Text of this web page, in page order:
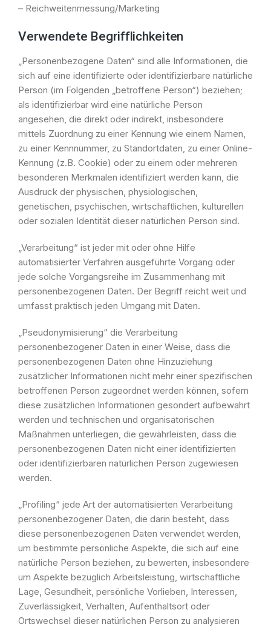
– Reichweitenmessung/Marketing
Verwendete Begrifflichkeiten
„Personenbezogene Daten“ sind alle Informationen, die
sich auf eine identifizierte oder identifizierbare natürliche
Person (im Folgenden „betroffene Person“) beziehen;
als identifizierbar wird eine natürliche Person
angesehen, die direkt oder indirekt, insbesondere
mittels Zuordnung zu einer Kennung wie einem Namen,
zu einer Kennnummer, zu Standortdaten, zu einer Online-
Kennung (z.B. Cookie) oder zu einem oder mehreren
besonderen Merkmalen identifiziert werden kann, die
Ausdruck der physischen, physiologischen,
genetischen, psychischen, wirtschaftlichen, kulturellen
oder sozialen Identität dieser natürlichen Person sind.
„Verarbeitung“ ist jeder mit oder ohne Hilfe
automatisierter Verfahren ausgeführte Vorgang oder
jede solche Vorgangsreihe im Zusammenhang mit
personenbezogenen Daten. Der Begriff reicht weit und
umfasst praktisch jeden Umgang mit Daten.
„Pseudonymisierung“ die Verarbeitung
personenbezogener Daten in einer Weise, dass die
personenbezogenen Daten ohne Hinzuziehung
zusätzlicher Informationen nicht mehr einer spezifischen
betroffenen Person zugeordnet werden können, sofern
diese zusätzlichen Informationen gesondert aufbewahrt
werden und technischen und organisatorischen
Maßnahmen unterliegen, die gewährleisten, dass die
personenbezogenen Daten nicht einer identifizierten
oder identifizierbaren natürlichen Person zugewiesen
werden.
„Profiling“ jede Art der automatisierten Verarbeitung
personenbezogener Daten, die darin besteht, dass
diese personenbezogenen Daten verwendet werden,
um bestimmte persönliche Aspekte, die sich auf eine
natürliche Person beziehen, zu bewerten, insbesondere
um Aspekte bezüglich Arbeitsleistung, wirtschaftliche
Lage, Gesundheit, persönliche Vorlieben, Interessen,
Zuverlässigkeit, Verhalten, Aufenthaltsort oder
Ortswechsel dieser natürlichen Person zu analysieren